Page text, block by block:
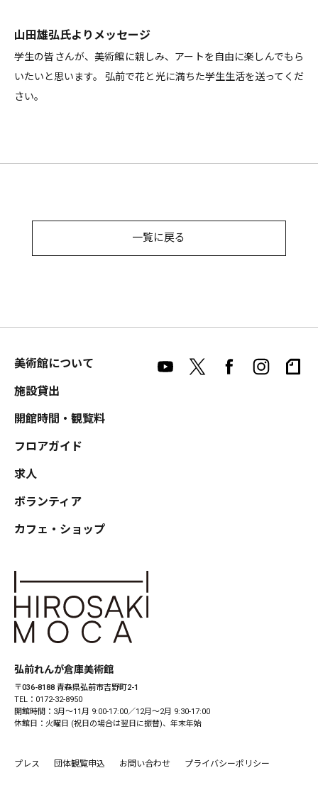
山田雄弘氏よりメッセージ
学生の皆さんが、美術館に親しみ、アートを自由に楽しんでもら
いたいと思います。 弘前で花と光に満ちた学生生活を送ってくだ
さい。
一覧に戻る
美術館について
施設貸出
開館時間・観覧料
フロアガイド
求人
ボランティア
カフェ・ショップ
弘前れんが倉庫美術館
〒036-8188 青森県弘前市吉野町2-1
TEL：0172-32-8950
開館時間：3月〜11月 9:00-17:00／12月〜2月 9:30-17:00
休館日：火曜日 (祝日の場合は翌日に振替)、年末年始
プレス 団体観覧申込 お問い合わせ プライバシーポリシー